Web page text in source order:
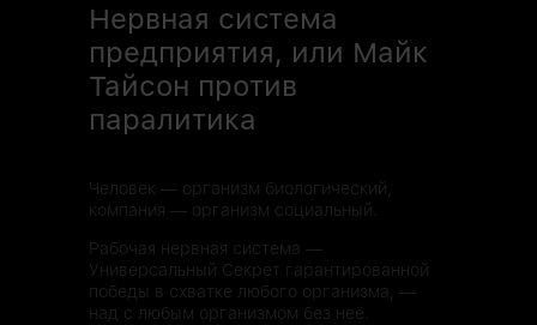
Нервная система
предприятия, или Майк
Тайсон против
паралитика
Человек — организм биологический,
компания — организм социальный.
Рабочая нервная система —
Универсальный Секрет гарантированной
победы в схватке любого организма, —
над с любым организмом без неё.